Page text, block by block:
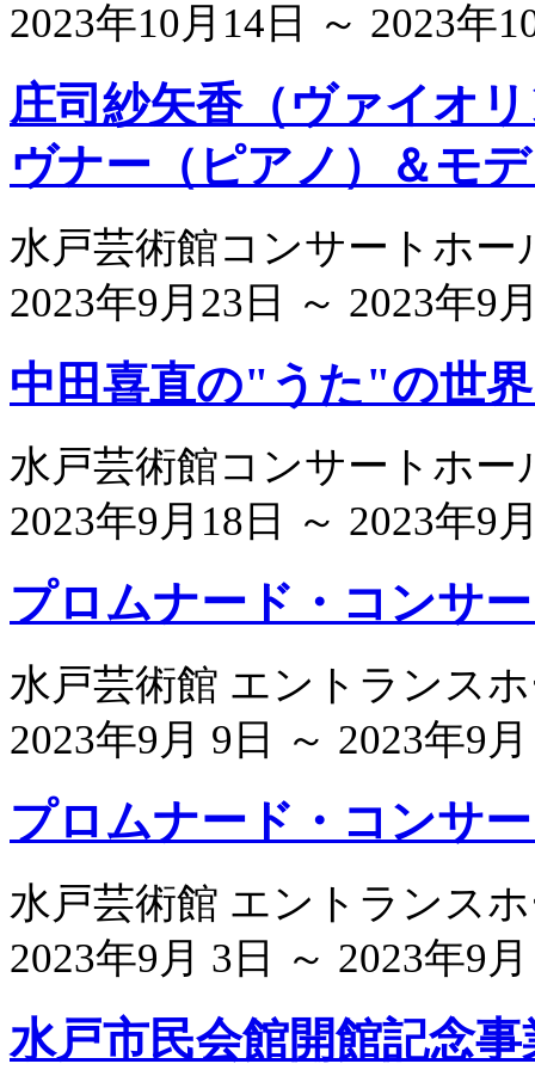
2023年10月14日 ～ 2023年
庄司紗矢香（ヴァイオ
ヴナー（ピアノ）＆モ
水戸芸術館コンサートホー
2023年9月23日 ～ 2023年9
中田喜直の"うた"の世
水戸芸術館コンサートホー
2023年9月18日 ～ 2023年9
プロムナード・コンサ
水戸芸術館 エントランス
2023年9月 9日 ～ 2023年9
プロムナード・コンサ
水戸芸術館 エントランス
2023年9月 3日 ～ 2023年9
水戸市民会館開館記念